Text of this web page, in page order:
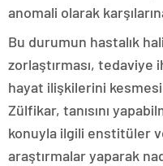
anomali olarak
Bu durumun hastalık
zorlaştırması, tedaviye
hayat ilişkilerini
Zülfikar, tanısını
konuyla ilgili enstitüler
araştırmalar yaparak